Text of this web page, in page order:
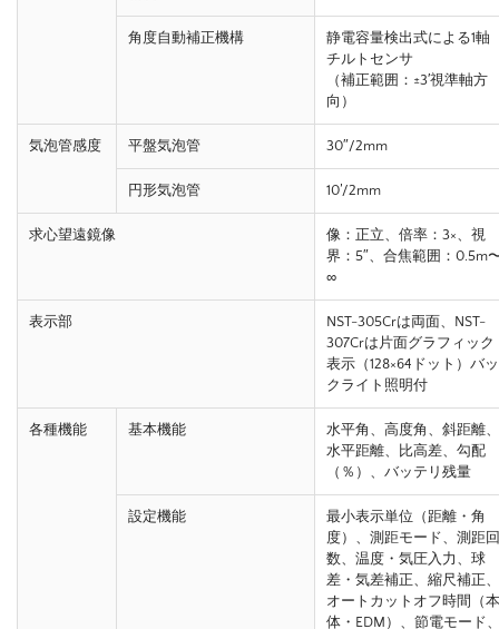
角度自動補正機構
静電容量検出式による1軸
チルトセンサ
（補正範囲：±3′視準軸方
向）
気泡管感度 平盤気泡管 30″/2mm
円形気泡管 10’/2mm
求心望遠鏡像
像：正立、倍率：3×、視
界：5″、合焦範囲：0.5m
∞
表示部
NST-305Crは両面、NST-
307Crは片面グラフィック
表示（128×64ドット）バッ
クライト照明付
各種機能 基本機能
水平角、高度角、斜距離、
水平距離、比高差、勾配
（％）、バッテリ残量
設定機能
最小表示単位（距離・角
度）、測距モード、測距回
数、温度・気圧入力、球
差・気差補正、縮尺補正、
オートカットオフ時間（本
体・EDM）、節電モード